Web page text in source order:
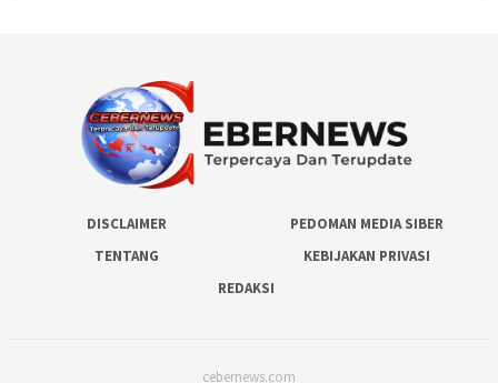
DISCLAIMER
PEDOMAN MEDIA SIBER
TENTANG
KEBIJAKAN PRIVASI
REDAKSI
cebernews.com